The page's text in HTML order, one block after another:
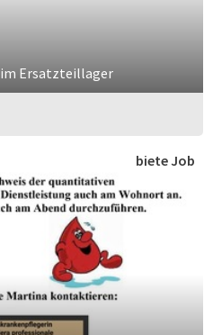
im Ersatzteillager
biete Job